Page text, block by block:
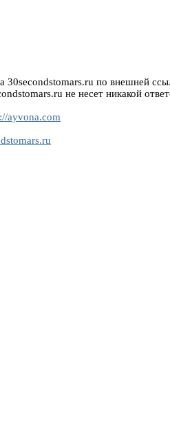
30secondstomars.ru по внешней
не несет никакой
ayvona.com